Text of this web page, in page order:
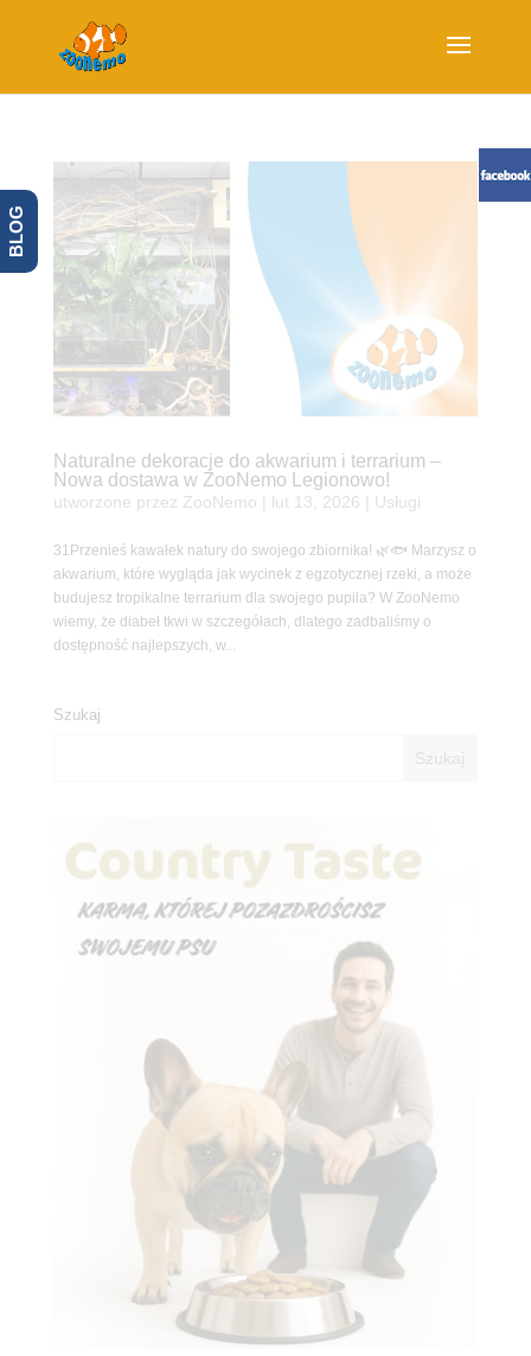
Naturalne dekoracje do akwarium i terrarium –
Nowa dostawa w ZooNemo Legionowo!
utworzone przez ZooNemo lut 13, 2026 Usługi
31Przenieś kawałek natury do swojego zbiornika! 🌿🐟 Marzysz o
akwarium, które wygląda jak wycinek z egzotycznej rzeki, a może
budujesz tropikalne terrarium dla swojego pupila? W ZooNemo
wiemy, że diabeł tkwi w szczegółach, dlatego zadbaliśmy o
dostępność najlepszych, w...
Szukaj
BLOG